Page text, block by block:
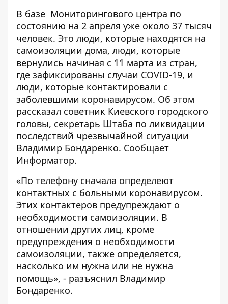
В базе Мониторингового центра по
состоянию на 2 апреля уже около 37 тысяч
человек. Это люди, которые находятся на
самоизоляции дома, люди, которые
вернулись начиная с 11 марта из стран,
где зафиксированы случаи COVID-19, и
люди, которые контактировали с
заболевшими коронавирусом. Об этом
рассказал советник Киевского городского
головы, секретарь Штаба по ликвидации
последствий чрезвычайной ситуации
Владимир Бондаренко. Сообщает
Информатор.
«По телефону сначала определеют
контактных с больными коронавирусом.
Этих контактеров предупреждают о
необходимости самоизоляции. В
отношении других лиц, кроме
предупреждения о необходимости
самоизоляции, также определяется,
насколько им нужна или не нужна
помощь», - разъяснил Владимир
Бондаренко.